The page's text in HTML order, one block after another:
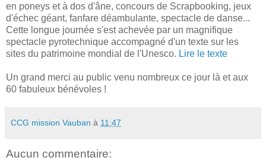
en poneys et à dos d'âne, concours de Scrapbooking, jeux
d'échec géant, fanfare déambulante, spectacle de danse...
Cette longue journée s'est achevée par un magnifique
spectacle pyrotechnique accompagné d'un texte sur les
sites du patrimoine mondial de l'Unesco. Lire le texte
Un grand merci au public venu nombreux ce jour là et aux
60 fabuleux bénévoles !
CCG mission Vauban à 11:47
Aucun commentaire: